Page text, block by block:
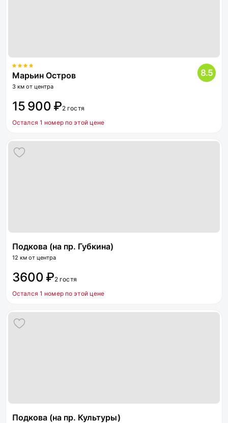
Марьин Остров
3 км от центра
8.5
15 900 ₽2 гостя
Остался 1 номер по этой цене
Подкова (на пр. Губкина)
12 км от центра
3600 ₽2 гостя
Остался 1 номер по этой цене
Подкова (на пр. Культуры)